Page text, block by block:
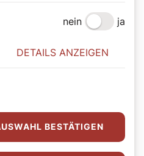
Buch über die 40
Was ist
dieses
von Gott und
nein ja
DETAILS ANZEIGEN
BESTÄTIGEN